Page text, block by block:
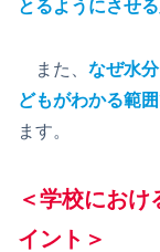
とるようにさせ
また、 なぜ水
どもがわかる範
ます。
＜学校にお
イント＞